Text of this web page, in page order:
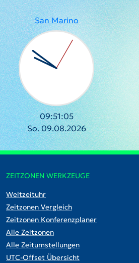
San Marino
09:51:06
So. 09.08.2026
ZEITZONEN WERKZEUGE
Weltzeituhr
Zeitzonen Vergleich
Zeitzonen Konferenzplaner
Alle Zeitzonen
Alle Zeitumstellungen
UTC-Offset Übersicht